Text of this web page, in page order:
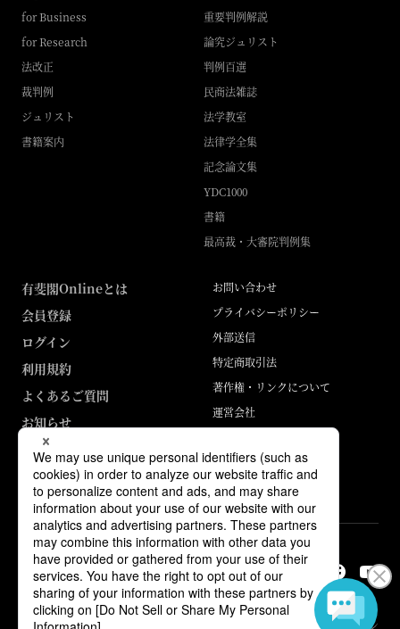
for Business
for Research
法改正
裁判例
ジュリスト
書籍案内
重要判例解説
論究ジュリスト
判例百選
民商法雑誌
法学教室
法律学全集
記念論文集
YDC1000
書籍
最高裁・大審院判例集
有斐閣Onlineとは
会員登録
ログイン
利用規約
よくあるご質問
お知らせ
お問い合わせ
プライバシーポリシー
外部送信
特定商取引法
著作権・リンクについて
運営会社
ABJマークは、この電子書店・電子書籍配信サービスが、著作権者からコン